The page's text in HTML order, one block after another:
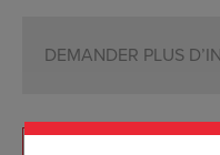
DEMANDER PLUS